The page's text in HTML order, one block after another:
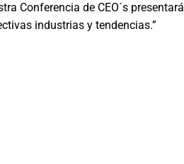
Conferencia de CEO´s presentará
industrias y tendencias.”